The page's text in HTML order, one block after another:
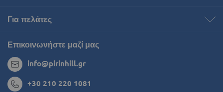
Για πελάτες
Επικοινωνήστε μαζί μας
info@pirinhill.gr
+30 210 220 1081